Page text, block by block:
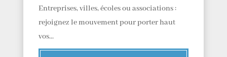
Entreprises, villes, écoles ou associations :
rejoignez le mouvement pour porter haut
vos...